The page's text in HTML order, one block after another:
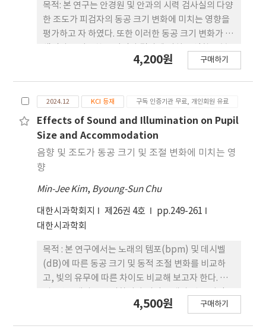
목적: 본 연구는 안경원 및 안과의 시력 검사실의 다양
한 조도가 피검자의 동공 크기 변화에 미치는 영향을
평가하고 자 하였다. 또한 이러한 동공 크기 변화가 이
석하여 시력 검사실의 적정 조도 수준을 모색하고자
성인을 대상 으로 기본 검사(색각 검사, 동공 기능)를
진행하였다. 완전교정 자각식 굴절검사 후에 단안 이
색검사를 진행하였다. 4단계의 조도(10, 50, 300,
630 lx)를 설정하고 각 조도에서 적응 후 동공 크기를
측정하였다. 굴절이상 변화는 적 록 차트를 사용하여
추가하여 굴절이상 변화량을 정량화하였 다. 결과 : 각
조도 단계별 굴절이상 값(이색검사 값)의 변화량은
유의한 차이가 있었다(F=37.61, p=0.000*). 뿐만 아
니라 동공 크기 증가에 따른 굴절이상 값의 변화량 사
이에 유의한 양의 상관관계가 있었다(r=0.178,
p=0.006**). 그리고 동공 크기가 증가할수록 굴절이
상 값의 변화량도 유의하게 증가하는 것으로 나타났
다(p=0.006**). 특히 어두운 조도 환경(10 lx)에서
밝은 조도 환경으로 변환(630 lx) 시 굴절이상 값의
4,200원 구매하기
2024.12 KCI 등재 구독 인증기관 무료, 개인회원 유료
Effects of Sound and Illumination on Pupil
Size and Accommodation
음향 및 조도가 동공 크기 및 조절 변화에 미치는 영
향
Min-Jee Kim, Byoung-Sun Chu
대한시과학회지 제26권 4호
pp.249-261
대한시과학회
목적 : 본 연구에서는 노래의 템포(bpm) 및 데시벨
(dB)에 따른 동공 크기 및 동적 조절 변화를 비교하
고, 빛의 유무에 따른 차이도 비교해 보고자 한다. 방
20명(남자 10명, 여자 10명, 평균연령 24.25±3.99
4,500원 구매하기